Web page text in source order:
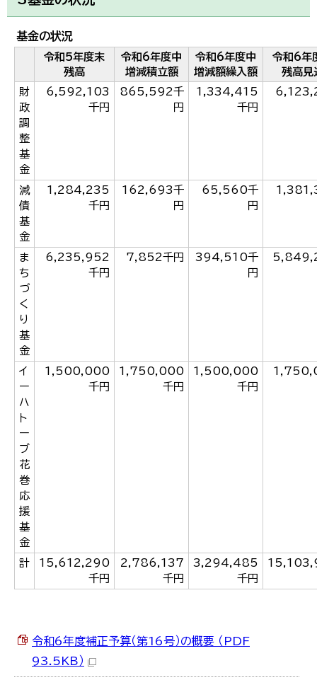
基金の状況
令和5年度末
残高
令和6年度中
増減積立額
令和6年度中
増減額繰入額
令和6年
残高見
財
政
調
整
基
金
6,592,103
千円
865,592千
円
1,334,415
千円
減
債
基
金
1,284,235
千円
162,693千
円
65,560千
円
ま
ち
づ
く
り
基
金
6,235,952
千円
7,852千円
394,510千
円
イ
ー
ハ
ト
ー
ブ
花
巻
応
援
基
金
1,500,000
千円
1,750,000
千円
1,500,000
千円
計
15,612,290
千円
2,786,137
千円
3,294,485
千円
令和6年度補正予算（第16号）の概要 （PDF
93.5KB）